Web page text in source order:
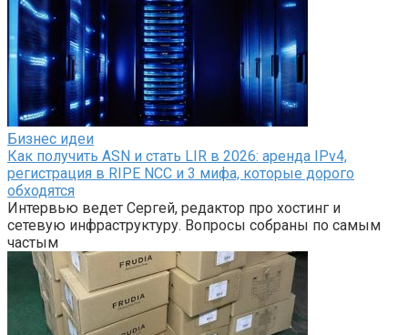
Бизнес идеи
Как получить ASN и стать LIR в 2026: аренда IPv4,
регистрация в RIPE NCC и 3 мифа, которые дорого
обходятся
Интервью ведет Сергей, редактор про хостинг и
сетевую инфраструктуру. Вопросы собраны по самым
частым